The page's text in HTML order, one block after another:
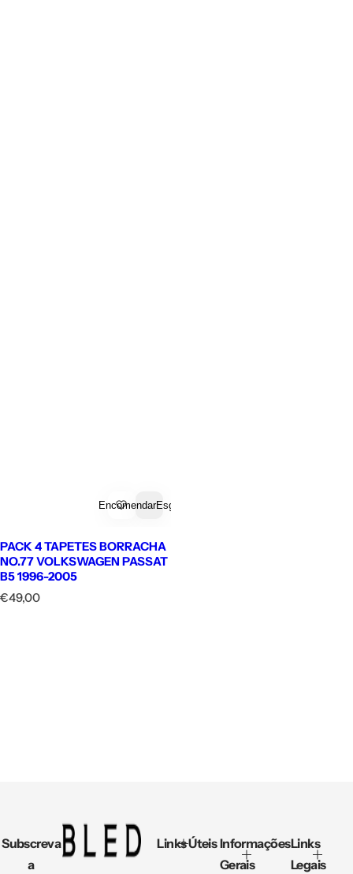
EncomendarEsgotado
PACK 4 TAPETES BORRACHA
NO.77 VOLKSWAGEN PASSAT
B5 1996-2005
P
€49,00
Subscreva
a
Links ÚteisInformações
Gerais
Links
Legais